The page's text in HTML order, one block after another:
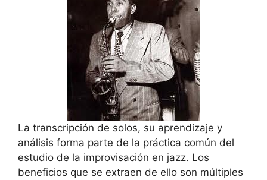
La transcripción de solos, su aprendizaje y
análisis forma parte de la práctica común del
estudio de la improvisación en jazz. Los
beneficios que se extraen de ello son múltiples